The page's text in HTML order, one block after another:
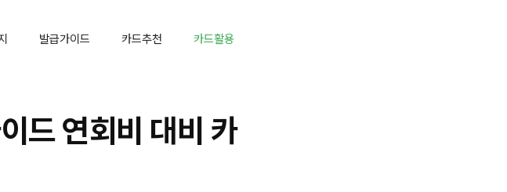
발급가이드 카드추천 카드활용
드 연회비 대비 카